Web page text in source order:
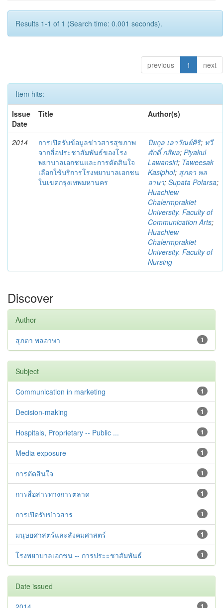
Results 1-1 of 1 (Search time: 0.001 seconds).
previous 1 next
Item hits:
Issue
Date
Title Author(s)
2014
การเปิดรับข้อมูลข่าวสารสุขภาพ
จากสื่อประชาสัมพันธ์ของโรง
พยาบาลเอกชนและการตัดสินใจ
เลือกใช้บริการโรงพยาบาลเอกชน
ในเขตกรุงเทพมหานคร
ปิยกุล เลาวัณย์ศิริ; ทวี
ศักดิ์ กสิผล; Piyakul
Lawansiri; Taweesak
Kasiphol; สุภตา พล
อาษา; Supata Polarsa;
Huachiew
Chalermprakiet
University. Faculty of
Communication Arts;
Huachiew
Chalermprakiet
University. Faculty of
Nursing
Discover
Author
1
สุภตา พลอาษา
Subject
1
Communication in marketing
1
Decision-making
1
Hospitals, Proprietary -- Public ...
1
Media exposure
1
การตัดสินใจ
1
การสื่อสารทางการตลาด
1
การเปิดรับข่าวสาร
1
มนุษยศาสตร์และสังคมศาสตร์
1
โรงพยาบาลเอกชน -- การประะชาสัมพันธ์
Date issued
1